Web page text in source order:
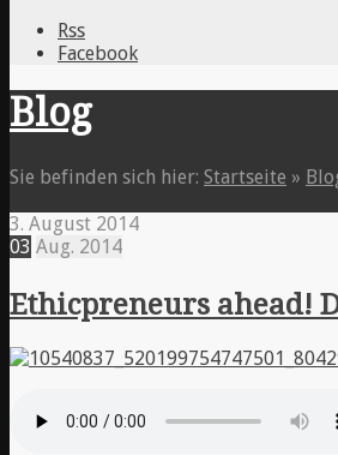
Rss
Facebook
Blog
Sie befinden sich hier: Startseite »
3. August 2014
03 Aug. 2014
Ethicpreneurs ahead!